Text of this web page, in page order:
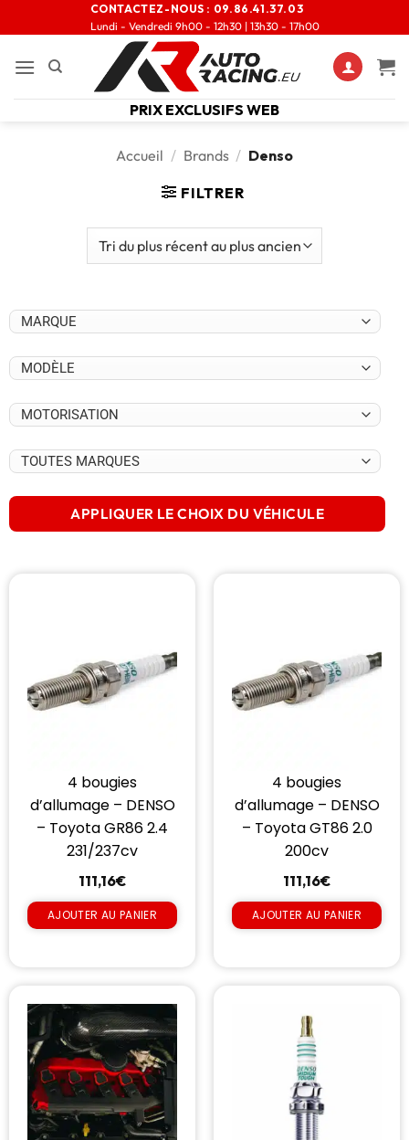
CONTACTEZ-NOUS : 09.86.41.37.03
Lundi - Vendredi 9h00 - 12h30 | 13h30 - 17h00
PRIX EXCLUSIFS WEB
Accueil / Brands / Denso
FILTRER
APPLIQUER LE CHOIX DU VÉHICULE
4 bougies
d’allumage – DENSO
– Toyota GR86 2.4
231/237cv
111,16€
AJOUTER AU PANIER
4 bougies
d’allumage – DENSO
– Toyota GT86 2.0
200cv
111,16€
AJOUTER AU PANIER